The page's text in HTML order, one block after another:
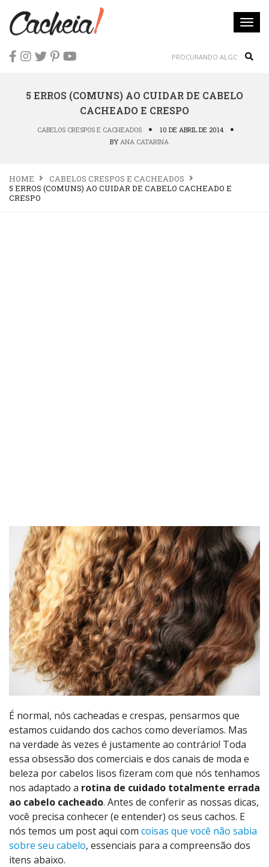
5 ERROS (COMUNS) AO CUIDAR DE CABELO
CACHEADO E CRESPO
CABELOS CRESPOS E CACHEADOS
10 DE ABRIL DE 2014
BY ANA CATARINA
HOME
CABELOS CRESPOS E CACHEADOS
5 ERROS (COMUNS) AO CUIDAR DE CABELO CACHEADO E
CRESPO
É normal, nós cacheadas e crespas, pensarmos que
estamos cuidando dos cachos como deveríamos. Mas
na verdade às vezes é justamente ao contrário! Toda
essa obsessão dos comerciais e dos canais de moda e
beleza por cabelos lisos fizeram com que nós tenhamos
nos adaptado a rotina de cuidado totalmente errada
ao cabelo cacheado. Antes de conferir as nossas dicas,
você precisa conhecer (e entender) os seus cachos. E
nós temos um post aqui com coisas que você não sabia
sobre seu cabelo, essenciais para a compreensão dos
itens abaixo.